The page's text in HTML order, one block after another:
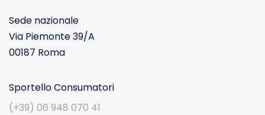
Sede nazionale
Via Piemonte 39/A
00187 Roma
Sportello Consumatori
(+39) 06 948 070 41